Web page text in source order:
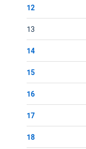
12
13
14
15
16
17
18